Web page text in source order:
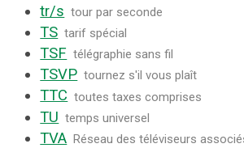
tr/s tour par seconde
TS tarif spécial
TSF télégraphie sans fil
TSVP tournez s'il vous plaît
TTC toutes taxes comprises
TU temps universel
TVA Réseau des téléviseurs